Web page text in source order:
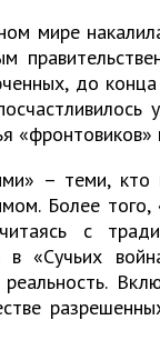
мире
до
«фронтовиков»
– теми, кто
Более
с
«Сучьих